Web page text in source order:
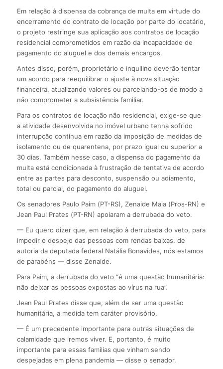
Em relação à dispensa da cobrança de multa em virtude do
encerramento do contrato de locação por parte do locatário,
o projeto restringe sua aplicação aos contratos de locação
residencial comprometidos em razão da incapacidade de
pagamento do aluguel e dos demais encargos.
Antes disso, porém, proprietário e inquilino deverão tentar
um acordo para reequilibrar o ajuste à nova situação
financeira, atualizando valores ou parcelando-os de modo a
não comprometer a subsistência familiar.
Para os contratos de locação não residencial, exige-se que
a atividade desenvolvida no imóvel urbano tenha sofrido
interrupção contínua em razão da imposição de medidas de
isolamento ou de quarentena, por prazo igual ou superior a
30 dias. Também nesse caso, a dispensa do pagamento da
multa está condicionada à frustração de tentativa de acordo
entre as partes para desconto, suspensão ou adiamento,
total ou parcial, do pagamento do aluguel.
Os senadores Paulo Paim (PT-RS), Zenaide Maia (Pros-RN) e
Jean Paul Prates (PT-RN) apoiaram a derrubada do veto.
— Eu quero dizer que, em relação à derrubada do veto, para
impedir o despejo das pessoas com rendas baixas, de
autoria da deputada federal Natália Bonavides, nós estamos
de parabéns — disse Zenaide.
Para Paim, a derrubada do veto “é uma questão humanitária:
não deixar as pessoas expostas ao vírus na rua”.
Jean Paul Prates disse que, além de ser uma questão
humanitária, a medida tem caráter provisório.
— É um precedente importante para outras situações de
calamidade que iremos viver. E, portanto, é muito
importante para essas famílias que vinham sendo
despejadas em plena pandemia — disse o senador.